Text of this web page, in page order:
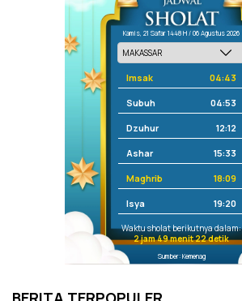
Kamis, 21 Safar 1448 H / 06 Agustus 2026
Imsak 04:43
Subuh 04:53
Dzuhur 12:12
Ashar 15:33
Maghrib 18:09
Isya 19:20
Waktu sholat berikutnya dalam:
2 jam 49 menit 21 detik
Sumber: Kemenag